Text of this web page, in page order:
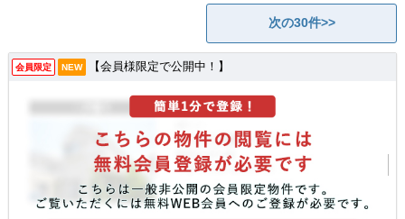
次の30件>>
会員限定 NEW 【会員様限定で公開中！】